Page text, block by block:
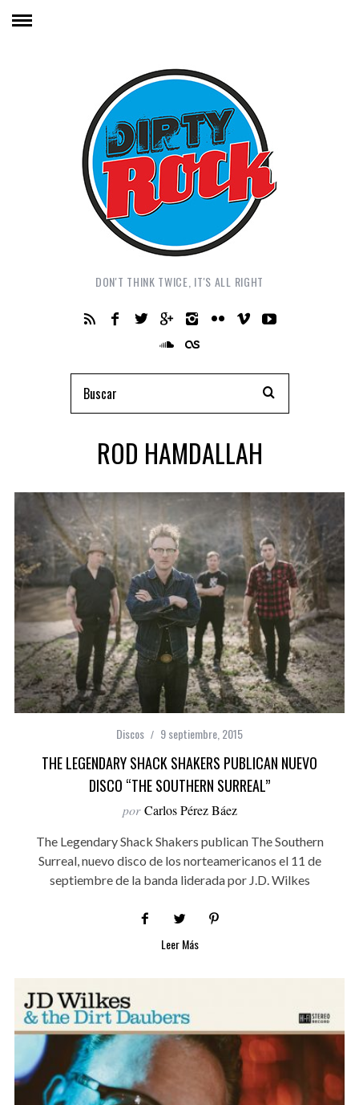
DON'T THINK TWICE, IT'S ALL RIGHT
ROD HAMDALLAH
Discos 9 septiembre, 2015
THE LEGENDARY SHACK SHAKERS PUBLICAN NUEVO
DISCO “THE SOUTHERN SURREAL”
por Carlos Pérez Báez
The Legendary Shack Shakers publican The Southern
Surreal, nuevo disco de los norteamericanos el 11 de
septiembre de la banda liderada por J.D. Wilkes
Leer Más